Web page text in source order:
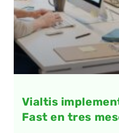
Vialtis
Fast en tres